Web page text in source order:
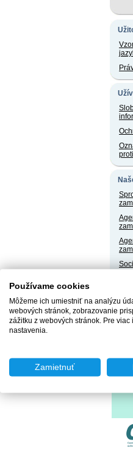
Používame cookies
Môžeme ich umiestniť na analýzu
webových stránok, zobrazovanie
zážitku z webových stránok. Pre
nastavenia.
Zamietnuť